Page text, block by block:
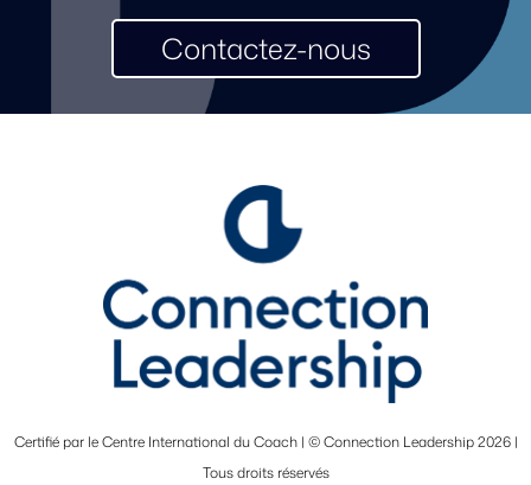
Contactez-nous
Certifié par le Centre International du Coach | © Connection Leadership 2026 |
Tous droits réservés